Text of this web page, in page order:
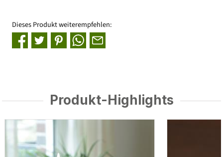
Dieses Produkt weiterempfehlen:
Produkt-Highlights